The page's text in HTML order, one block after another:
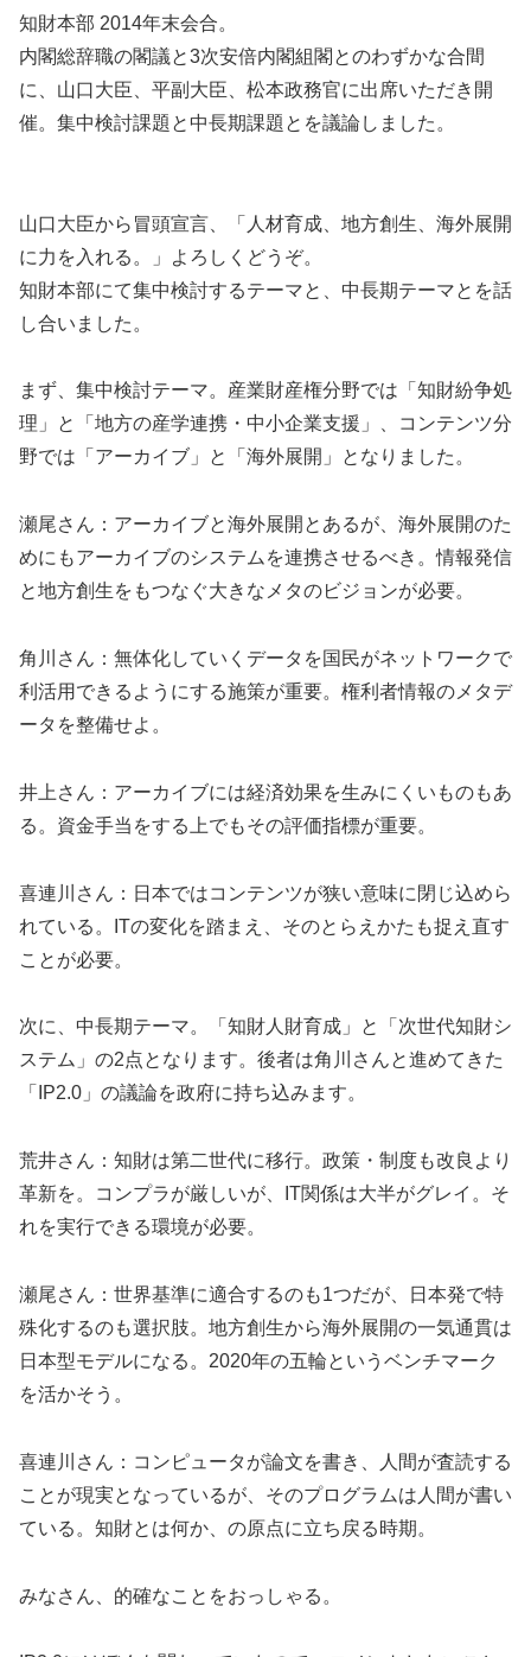
知財本部 2014年末会合。
内閣総辞職の閣議と3次安倍内閣組閣とのわずかな合間
に、山口大臣、平副大臣、松本政務官に出席いただき開
催。集中検討課題と中長期課題とを議論しました。
山口大臣から冒頭宣言、「人材育成、地方創生、海外展開
に力を入れる。」よろしくどうぞ。
知財本部にて集中検討するテーマと、中長期テーマとを話
し合いました。
まず、集中検討テーマ。産業財産権分野では「知財紛争処
理」と「地方の産学連携・中小企業支援」、コンテンツ分
野では「アーカイブ」と「海外展開」となりました。
瀬尾さん：アーカイブと海外展開とあるが、海外展開のた
めにもアーカイブのシステムを連携させるべき。情報発信
と地方創生をもつなぐ大きなメタのビジョンが必要。
角川さん：無体化していくデータを国民がネットワークで
利活用できるようにする施策が重要。権利者情報のメタデ
ータを整備せよ。
井上さん：アーカイブには経済効果を生みにくいものもあ
る。資金手当をする上でもその評価指標が重要。
喜連川さん：日本ではコンテンツが狭い意味に閉じ込めら
れている。ITの変化を踏まえ、そのとらえかたも捉え直す
ことが必要。
次に、中長期テーマ。「知財人財育成」と「次世代知財シ
ステム」の2点となります。後者は角川さんと進めてきた
「IP2.0」の議論を政府に持ち込みます。
荒井さん：知財は第二世代に移行。政策・制度も改良より
革新を。コンプラが厳しいが、IT関係は大半がグレイ。そ
れを実行できる環境が必要。
瀬尾さん：世界基準に適合するのも1つだが、日本発で特
殊化するのも選択肢。地方創生から海外展開の一気通貫は
日本型モデルになる。2020年の五輪というベンチマーク
を活かそう。
喜連川さん：コンピュータが論文を書き、人間が査読する
ことが現実となっているが、そのプログラムは人間が書い
ている。知財とは何か、の原点に立ち戻る時期。
みなさん、的確なことをおっしゃる。